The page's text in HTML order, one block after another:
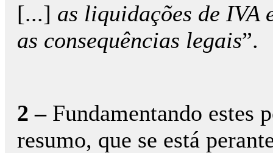
[...] as liquidações de IVA
as consequências legais”.
2 –Fundamentando estes
resumo, que se está